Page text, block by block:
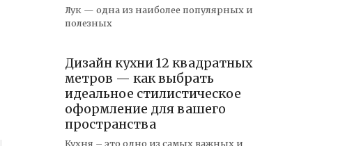
Лук — одна из наиболее популярных и
полезных
Дизайн кухни 12 квадратных
метров — как выбрать
идеальное стилистическое
оформление для вашего
пространства
Кухня – это одно из самых важных и